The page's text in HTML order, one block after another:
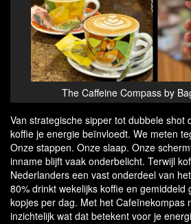
The Caffeine Compass by
Van strategische sipper tot dubbele shot
koffie je energie beïnvloedt. We meten
Onze stappen. Onze slaap. Onze
inname blijft vaak onderbelicht. Terwijl
Nederlanders een vast onderdeel van
80% drinkt wekelijks koffie en gemiddeld
kopjes per dag. Met het Cafeïnekompas
inzichtelijk wat dat betekent voor je